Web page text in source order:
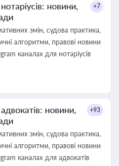
новини,
+7
змін, судова практика,
алгоритми, правові новини
каналах для нотаріусів
новини,
+93
змін, судова практика,
алгоритми, правові новини
каналах для адвокатів